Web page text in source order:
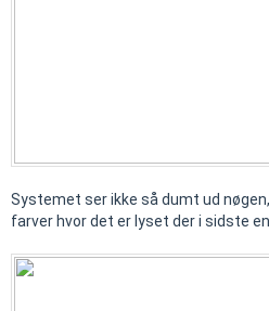
Systemet ser ikke så dumt ud
farver hvor det er lyset der i sidste